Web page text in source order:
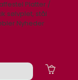
Platter /
sølvplet, stål
Nyheder